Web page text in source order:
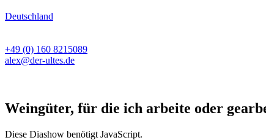
Deutschland
+49 (0) 160 8215089
alex@der-ultes.de
Weingüter, für die ich arbeite oder
Diese Diashow benötigt JavaScript.